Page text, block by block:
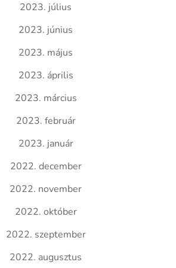
2023. július
2023. június
2023. május
2023. április
2023. március
2023. február
2023. január
2022. december
2022. november
2022. október
2022. szeptember
2022. augusztus